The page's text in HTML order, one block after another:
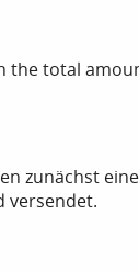
the total
zunächst
versendet.